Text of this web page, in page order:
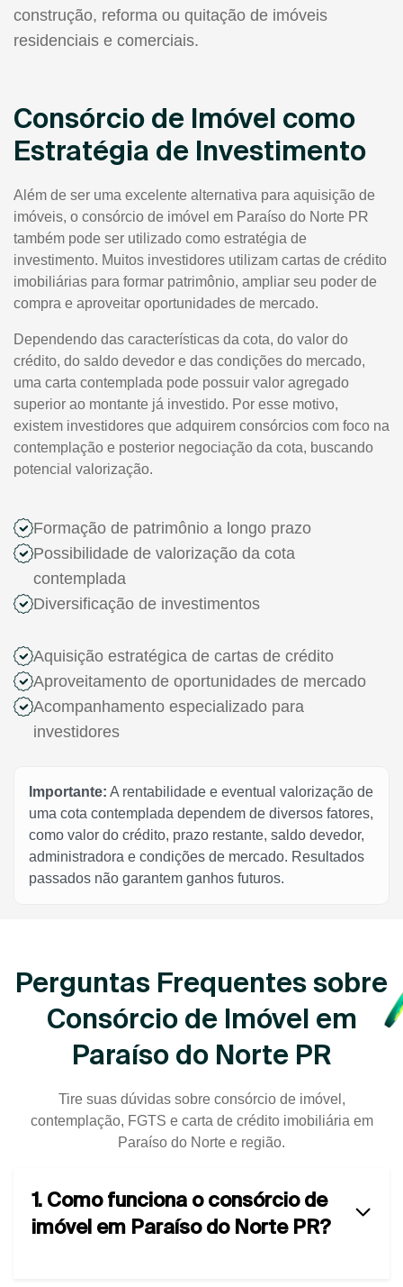
construção, reforma ou quitação de imóveis
residenciais e comerciais.
Consórcio de Imóvel como
Estratégia de Investimento
Além de ser uma excelente alternativa para aquisição de
imóveis, o consórcio de imóvel em Paraíso do Norte PR
também pode ser utilizado como estratégia de
investimento. Muitos investidores utilizam cartas de crédito
imobiliárias para formar patrimônio, ampliar seu poder de
compra e aproveitar oportunidades de mercado.
Dependendo das características da cota, do valor do
crédito, do saldo devedor e das condições do mercado,
uma carta contemplada pode possuir valor agregado
superior ao montante já investido. Por esse motivo,
existem investidores que adquirem consórcios com foco na
contemplação e posterior negociação da cota, buscando
potencial valorização.
Formação de patrimônio a longo prazo
Possibilidade de valorização da cota
contemplada
Diversificação de investimentos
Aquisição estratégica de cartas de crédito
Aproveitamento de oportunidades de mercado
Acompanhamento especializado para
investidores
Importante: A rentabilidade e eventual valorização de
uma cota contemplada dependem de diversos fatores,
como valor do crédito, prazo restante, saldo devedor,
administradora e condições de mercado. Resultados
passados não garantem ganhos futuros.
Perguntas Frequentes sobre
Consórcio de Imóvel em
Paraíso do Norte PR
Tire suas dúvidas sobre consórcio de imóvel,
contemplação, FGTS e carta de crédito imobiliária em
Paraíso do Norte e região.
1. Como funciona o consórcio de
imóvel em Paraíso do Norte PR?